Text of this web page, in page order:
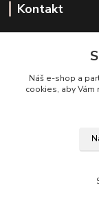
Kontakt
(Po.-Pi. 10.00 - 15.00)
Náš e-shop a
cookies, aby Vám